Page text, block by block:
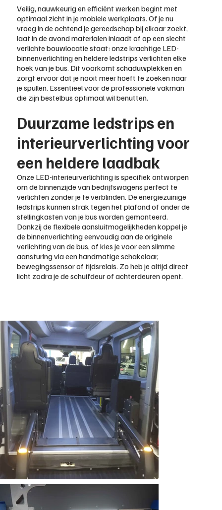
Veilig, nauwkeurig en efficiënt werken begint met
optimaal zicht in je mobiele werkplaats. Of je nu
vroeg in de ochtend je gereedschap bij elkaar zoekt,
laat in de avond materialen inlaadt of op een slecht
verlichte bouwlocatie staat: onze krachtige LED-
binnenverlichting en heldere ledstrips verlichten elke
hoek van je bus. Dit voorkomt schaduwplekken en
zorgt ervoor dat je nooit meer hoeft te zoeken naar
je spullen. Essentieel voor de professionele vakman
die zijn bestelbus optimaal wil benutten.
Duurzame ledstrips en
interieurverlichting voor
een heldere laadbak
Onze LED-interieurverlichting is specifiek ontworpen
om de binnenzijde van bedrijfswagens perfect te
verlichten zonder je te verblinden. De energiezuinige
ledstrips kunnen strak tegen het plafond of onder de
stellingkasten van je bus worden gemonteerd.
Dankzij de flexibele aansluitmogelijkheden koppel je
de binnenverlichting eenvoudig aan de originele
verlichting van de bus, of kies je voor een slimme
aansturing via een handmatige schakelaar,
bewegingssensor of tijdsrelais. Zo heb je altijd direct
licht zodra je de schuifdeur of achterdeuren opent.